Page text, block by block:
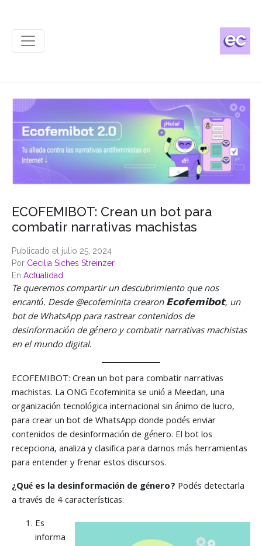
Publicado el julio 25, 2024
Por Cecilia Siches Streinzer
En Actualidad
ECOFEMIBOT: Crean un bot para
combatir narrativas machistas
Te queremos compartir un descubrimiento que nos
encantó. Desde @ecofeminita crearon 𝗘𝗰𝗼𝗳𝗲𝗺𝗶𝗯𝗼𝘁, un
bot de WhatsApp para rastrear contenidos de
desinformación de género y combatir narrativas machistas
en el mundo digital.
ECOFEMIBOT: Crean un bot para combatir narrativas
machistas. La ONG Ecofeminita se unió a Meedan, una
organización tecnológica internacional sin ánimo de lucro,
para crear un bot de WhatsApp donde podés enviar
contenidos de desinformación de género. El bot los
recepciona, analiza y clasifica para darnos más herramientas
para entender y frenar estos discursos.
¿Qué es la desinformación de género? Podés detectarla
a través de 4 características:
Es
informa